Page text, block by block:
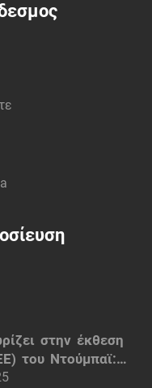
στην έκθεση
του Ντούμπαϊ:
λύσεις